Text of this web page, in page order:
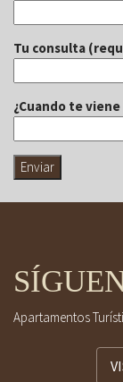
Tu consulta
¿Cuando te
Apartamentos